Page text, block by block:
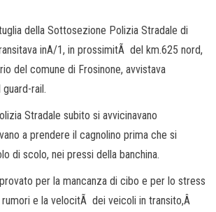
della Sottosezione Polizia Stradale di
inA/1, in prossimitÃ del km.625 nord,
del comune di Frosinone, avvistava
rail.
Stradale subito si avvicinavano
a prendere il cagnolino prima che si
di scolo, nei pressi della banchina.
per la mancanza di cibo e per lo stress
e la velocitÃ dei veicoli in transito,Â